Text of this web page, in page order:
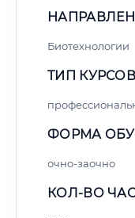
Биотехнологии
ТИП
ФОРМА
очно-заочно
КОЛ-ВО